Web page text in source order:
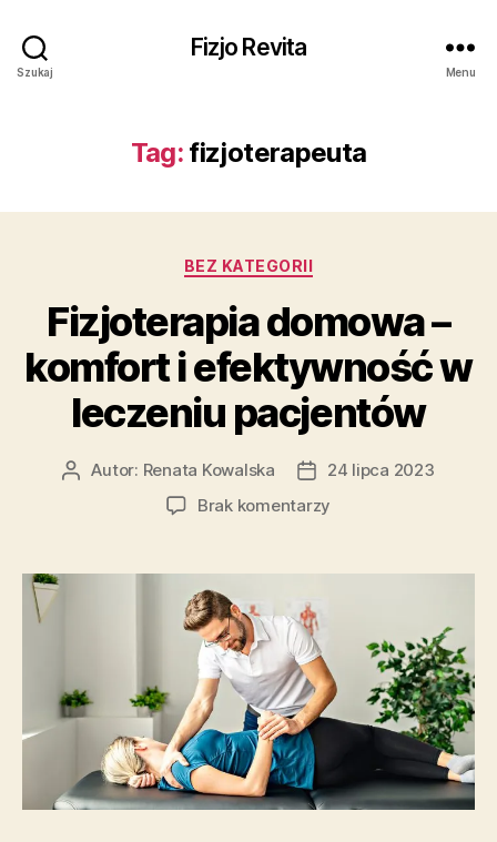
Szukaj
Fizjo Revita
Menu
Tag: fizjoterapeuta
Kategorie
BEZ KATEGORII
Fizjoterapia domowa –
komfort i efektywność w
leczeniu pacjentów
AutorAutor: Renata Kowalska
Data24 lipca 2023
Brak komentarzy
–
efektywność
w
leczeniu
pacjentów